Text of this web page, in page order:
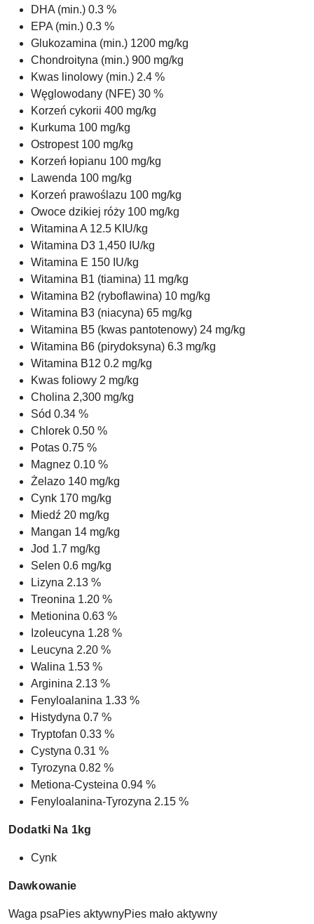
DHA (min.) 0.3 %
EPA (min.) 0.3 %
Glukozamina (min.) 1200 mg/kg
Chondroityna (min.) 900 mg/kg
Kwas linolowy (min.) 2.4 %
Węglowodany (NFE) 30 %
Korzeń cykorii 400 mg/kg
Kurkuma 100 mg/kg
Ostropest 100 mg/kg
Korzeń łopianu 100 mg/kg
Lawenda 100 mg/kg
Korzeń prawoślazu 100 mg/kg
Owoce dzikiej róży 100 mg/kg
Witamina A 12.5 KIU/kg
Witamina D3 1,450 IU/kg
Witamina E 150 IU/kg
Witamina B1 (tiamina) 11 mg/kg
Witamina B2 (ryboflawina) 10 mg/kg
Witamina B3 (niacyna) 65 mg/kg
Witamina B5 (kwas pantotenowy) 24 mg/kg
Witamina B6 (pirydoksyna) 6.3 mg/kg
Witamina B12 0.2 mg/kg
Kwas foliowy 2 mg/kg
Cholina 2,300 mg/kg
Sód 0.34 %
Chlorek 0.50 %
Potas 0.75 %
Magnez 0.10 %
Żelazo 140 mg/kg
Cynk 170 mg/kg
Miedź 20 mg/kg
Mangan 14 mg/kg
Jod 1.7 mg/kg
Selen 0.6 mg/kg
Lizyna 2.13 %
Treonina 1.20 %
Metionina 0.63 %
Izoleucyna 1.28 %
Leucyna 2.20 %
Walina 1.53 %
Arginina 2.13 %
Fenyloalanina 1.33 %
Histydyna 0.7 %
Tryptofan 0.33 %
Cystyna 0.31 %
Tyrozyna 0.82 %
Metiona-Cysteina 0.94 %
Fenyloalanina-Tyrozyna 2.15 %
Dodatki Na 1kg
Cynk
Dawkowanie
Waga psaPies aktywnyPies mało aktywny